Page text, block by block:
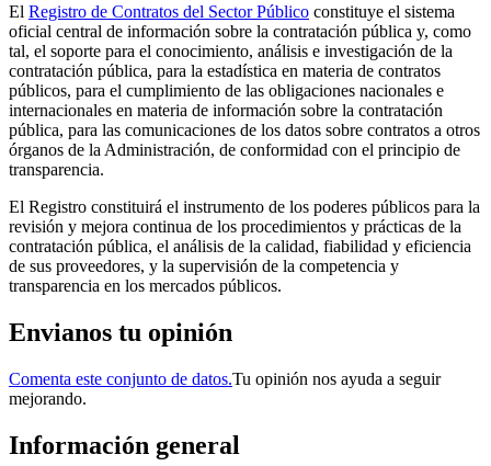
El Registro de Contratos del Sector Público constituye el sistema
oficial central de información sobre la contratación pública y, como
tal, el soporte para el conocimiento, análisis e investigación de la
contratación pública, para la estadística en materia de contratos
públicos, para el cumplimiento de las obligaciones nacionales e
internacionales en materia de información sobre la contratación
pública, para las comunicaciones de los datos sobre contratos a otros
órganos de la Administración, de conformidad con el principio de
transparencia.
El Registro constituirá el instrumento de los poderes públicos para la
revisión y mejora continua de los procedimientos y prácticas de la
contratación pública, el análisis de la calidad, fiabilidad y eficiencia
de sus proveedores, y la supervisión de la competencia y
transparencia en los mercados públicos.
Envianos tu opinión
Comenta este conjunto de datos.Tu opinión nos ayuda a seguir
mejorando.
Información general